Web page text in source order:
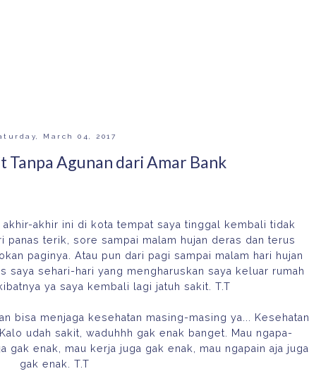
March 04, 2017
Tanpa Agunan dari Amar Bank
akhir-akhir ini di kota tempat saya tinggal kembali tidak
panas terik, sore sampai malam hujan deras dan terus
paginya. Atau pun dari pagi sampai malam hari hujan
saya sehari-hari yang mengharuskan saya keluar rumah
ya saya kembali lagi jatuh sakit. T.T
bisa menjaga kesehatan masing-masing ya... Kesehatan
udah sakit, waduhhh gak enak banget. Mau ngapa-
gak enak, mau kerja juga gak enak, mau ngapain aja juga
gak enak. T.T